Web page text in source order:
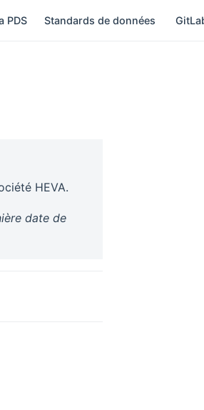
PDS Standards de données
HEVA.
date de